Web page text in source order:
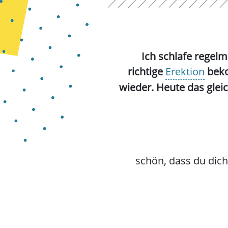
Ich schlafe
richtige Erektion
wieder. Heute das
schön, dass du